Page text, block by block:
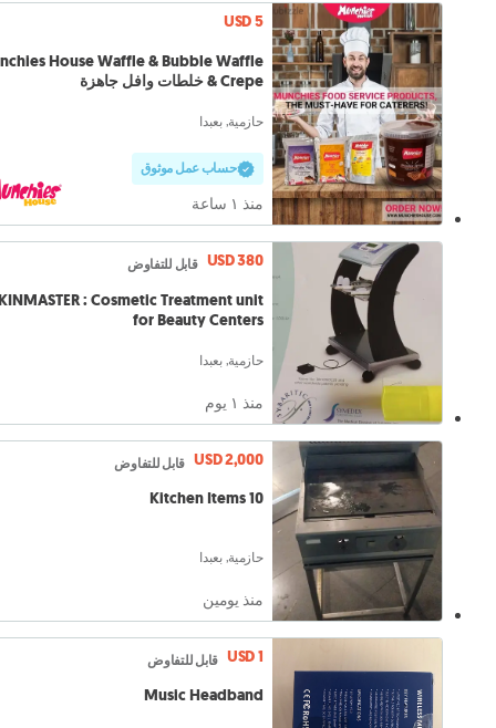
USD 5
House Waffle & Bubble Waffle
& Crepe خلطات وافل جاهزة
حازمية, بعبدا
حساب عمل موثوق
منذ ١ ساعة
USD 380 قابل للتفاوض
: Cosmetic Treatment unit
for Beauty Centers
حازمية, بعبدا
منذ ١ يوم
USD 2,000 قابل للتفاوض
10 Kitchen Items
حازمية, بعبدا
منذ يومين
USD 1 قابل للتفاوض
Music Headband